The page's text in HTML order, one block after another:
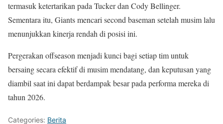
termasuk ketertarikan pada Tucker dan Cody Bellinger.
Sementara itu, Giants mencari second baseman setelah musim lalu
menunjukkan kinerja rendah di posisi ini.
Pergerakan offseason menjadi kunci bagi setiap tim untuk
bersaing secara efektif di musim mendatang, dan keputusan yang
diambil saat ini dapat berdampak besar pada performa mereka di
tahun 2026.
Categories: Berita